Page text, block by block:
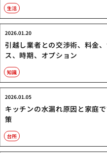
生活
引越し業者との交渉術、料金
ス、時期、オプション
2026.01.20
知識
キッチンの水漏れ原因と家庭
策
2026.01.05
台所